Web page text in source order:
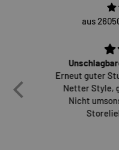
aus
für
Erneut guter
Netter Style,
Nicht